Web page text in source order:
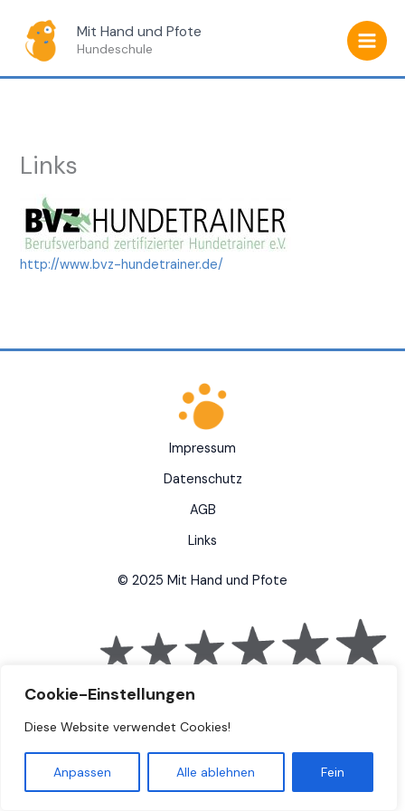
Cookie-Einstellungen
Diese Website verwendet Cookies!
Anpassen Alle ablehnen Fein
Inhalt
springen
Mit Hand und Pfote
Hundeschule
Links
http://www.bvz-hundetrainer.de/
Impressum
Datenschutz
AGB
Links
© 2025 Mit Hand und Pfote